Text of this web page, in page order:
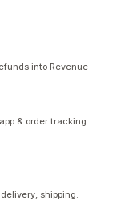
into Revenue
& order tracking
shipping.